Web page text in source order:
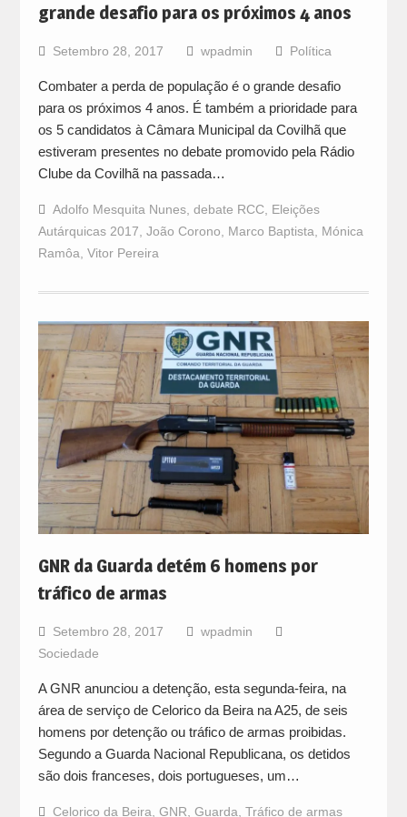
grande desafio para os próximos 4 anos
Setembro 28, 2017 wpadmin Política
Combater a perda de população é o grande desafio
para os próximos 4 anos. É também a prioridade para
os 5 candidatos à Câmara Municipal da Covilhã que
estiveram presentes no debate promovido pela Rádio
Clube da Covilhã na passada…
Adolfo Mesquita Nunes, debate RCC, Eleições
Autárquicas 2017 João Corono Marco Baptista
Mónica
Ramôa Vitor Pereira
GNR da Guarda detém 6 homens por
tráfico de armas
Setembro 28, 2017
wpadmin
Sociedade
A GNR anunciou a detenção, esta segunda-feira, na
área de serviço de Celorico da Beira na A25, de seis
homens por detenção ou tráfico de armas proibidas.
Segundo a Guarda Nacional Republicana, os detidos
são dois franceses, dois portugueses, um…
Celorico da Beira, GNR, Guarda, Tráfico de armas